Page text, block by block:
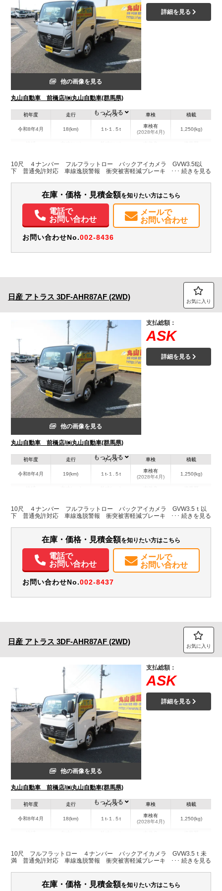
他の画像を見る
丸山自動車 前橋店/㈱丸山自動車(群馬県)
詳細を見る
初年度
令和8年4月
走行
18(km)
サイズ
１t-１.５t
車検
車検有
(2028年4月)
積載
1,250(kg)
群馬県
H:375
H:1,960
無
装備情報
バックモニター
取扱説明書（一部含む） メンテナンスノート（保証書）
もっと見る
10尺 ４ナンバー フルフラットロー バックアイカメラ GVW3.5t以
下 普通免許対応 車線逸脱警報 衝突被害軽減ブレーキ 尿素
在庫・価格・見積金額を知りたい方はこちら
電話で
お問い合わせ
メールで
お問い合わせ
お問い合わせNo.002-8436
日産 アトラス 3DF-AHR87AF (2WD) お気に入り
他の画像を見る
丸山自動車 前橋店/㈱丸山自動車(群馬県)
支払総額：
ASK
詳細を見る
初年度
令和8年4月
走行
19(km)
サイズ
１t-１.５t
車検
車検有
(2028年4月)
積載
1,250(kg)
群馬県
H:375
H:1,960
無
装備情報
バックモニター
取扱説明書（一部含む） メンテナンスノート（保証書）
もっと見る
10尺 ４ナンバー フルフラットロー バックアイカメラ GVW3.5ｔ以
下 普通免許対応 車線逸脱警報 衝突被害軽減ブレーキ 尿素
在庫・価格・見積金額を知りたい方はこちら
電話で
お問い合わせ
メールで
お問い合わせ
お問い合わせNo.002-8437
日産 アトラス 3DF-AHR87AF (2WD) お気に入り
他の画像を見る
丸山自動車 前橋店/㈱丸山自動車(群馬県)
支払総額：
ASK
詳細を見る
初年度
令和8年4月
走行
18(km)
サイズ
１t-１.５t
車検
車検有
(2028年4月)
積載
1,250(kg)
W:1,610
H:375
W:1,690
H:1,960
無
装備情報
もっと見る
10尺 フルフラットロー ４ナンバー バックアイカメラ GVW3.5ｔ未
満 普通免許対応 車線逸脱警報 衝突被害軽減ブレーキ 尿素
在庫・価格・見積金額を知りたい方はこちら